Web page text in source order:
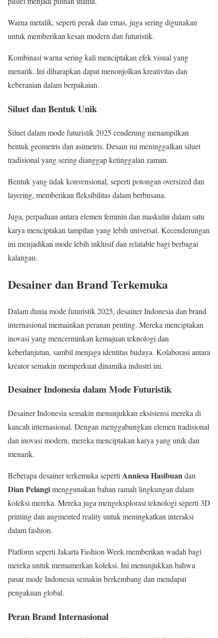
Warna metalik, seperti perak dan emas, juga sering digunakan
untuk memberikan kesan modern dan futuristik.
Kombinasi warna sering kali menciptakan efek visual yang
menarik. Ini diharapkan dapat menonjolkan kreativitas dan
keberanian dalam berpakaian.
Siluet dan Bentuk Unik
Siluet dalam mode futuristik 2025 cenderung menampilkan
bentuk geometris dan asimetris. Desain ini meninggalkan siluet
tradisional yang sering dianggap ketinggalan zaman.
Bentuk yang tidak konvensional, seperti potongan oversized dan
layering, memberikan fleksibilitas dalam berbusana.
Juga, perpaduan antara elemen feminin dan maskulin dalam satu
karya menciptakan tampilan yang lebih universal. Kecenderungan
ini menjadikan mode lebih inklusif dan relatable bagi berbagai
kalangan.
Desainer dan Brand Terkemuka
Dalam dunia mode futuristik 2025, desainer Indonesia dan brand
internasional memainkan peranan penting. Mereka menciptakan
inovasi yang mencerminkan kemajuan teknologi dan
keberlanjutan, sambil menjaga identitas budaya. Kolaborasi antara
kreator semakin memperkuat dinamika industri ini.
Desainer Indonesia dalam Mode Futuristik
Desainer Indonesia semakin menunjukkan eksistensi mereka di
kancah internasional. Dengan menggabungkan elemen tradisional
dan inovasi modern, mereka menciptakan karya yang unik dan
menarik.
Beberapa desainer terkemuka seperti Anniesa Hasibuandan
Dian Pelangimenggunakan bahan ramah lingkungan dalam
koleksi mereka. Mereka juga mengeksplorasi teknologi seperti 3D
printing dan augmented reality untuk meningkatkan interaksi
dalam fashion.
Platform seperti Jakarta Fashion Week memberikan wadah bagi
mereka untuk memamerkan koleksi. Ini menunjukkan bahwa
pasar mode Indonesia semakin berkembang dan mendapat
pengakuan global.
Peran Brand Internasional